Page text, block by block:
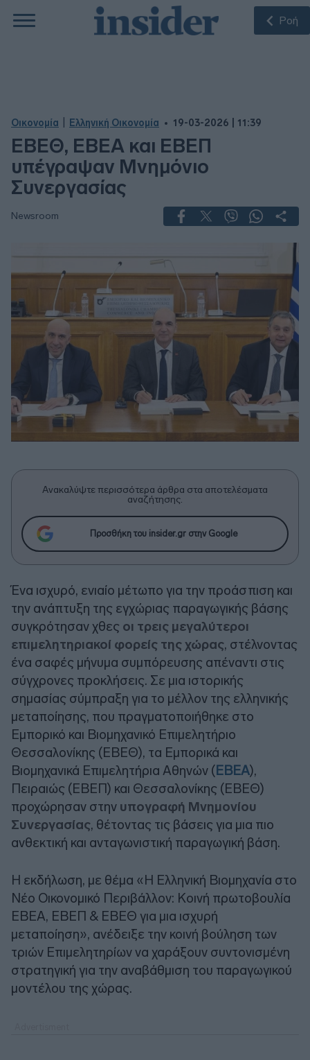
Ροή
Οικονομία Ελληνική Οικονομία 19-03-2026 | 11:39
ΕΒΕΘ, ΕΒΕΑ και ΕΒΕΠ
υπέγραψαν Μνημόνιο
Συνεργασίας
Newsroom
Ανακαλύψτε περισσότερα άρθρα στα αποτελέσματα
αναζήτησης.
Προσθήκη του insider.gr στην Google
Ένα ισχυρό, ενιαίο μέτωπο για την προάσπιση και
την ανάπτυξη της εγχώριας παραγωγικής βάσης
συγκρότησαν χθες οι τρεις μεγαλύτεροι
επιμελητηριακοί φορείς της χώρας, στέλνοντας
ένα σαφές μήνυμα συμπόρευσης απέναντι στις
σύγχρονες προκλήσεις. Σε μια ιστορικής
σημασίας σύμπραξη για το μέλλον της ελληνικής
μεταποίησης, που πραγματοποιήθηκε στο
Εμπορικό και Βιομηχανικό Επιμελητήριο
Θεσσαλονίκης (ΕΒΕΘ), τα Εμπορικά και
Βιομηχανικά Επιμελητήρια Αθηνών (ΕΒΕΑ),
Πειραιώς (ΕΒΕΠ) και Θεσσαλονίκης (ΕΒΕΘ)
προχώρησαν στην υπογραφή Μνημονίου
Συνεργασίας, θέτοντας τις βάσεις για μια πιο
ανθεκτική και ανταγωνιστική παραγωγική βάση.
Η εκδήλωση, με θέμα «Η Ελληνική Βιομηχανία στο
Νέο Οικονομικό Περιβάλλον: Κοινή πρωτοβουλία
ΕΒΕΑ, ΕΒΕΠ & ΕΒΕΘ για μια ισχυρή
μεταποίηση», ανέδειξε την κοινή βούληση των
τριών Επιμελητηρίων να χαράξουν συντονισμένη
στρατηγική για την αναβάθμιση του παραγωγικού
μοντέλου της χώρας.